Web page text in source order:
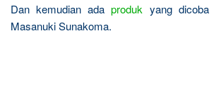
Dan kemudian adaproduk yang
Masanuki Sunakoma.